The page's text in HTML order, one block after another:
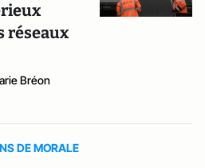
réseaux
Bréon
DE MORALE